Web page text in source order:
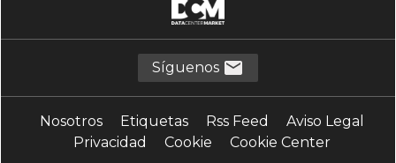
Síguenos
Nosotros Etiquetas Rss Feed
Aviso Legal
Privacidad
Cookie Cookie Center